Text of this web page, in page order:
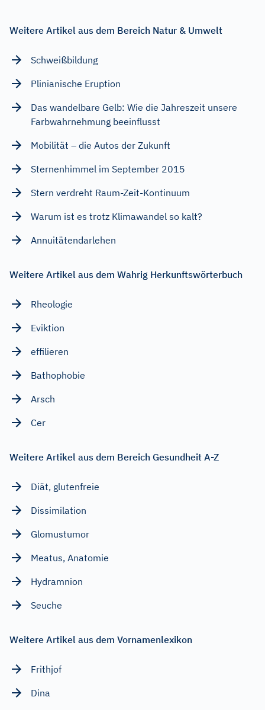
Weitere Artikel aus dem Bereich Natur & Umwelt
Schweißbildung
Plinianische Eruption
Das wandelbare Gelb: Wie die Jahreszeit unsere
Farbwahrnehmung beeinflusst
Mobilität – die Autos der Zukunft
Sternenhimmel im September 2015
Stern verdreht Raum-Zeit-Kontinuum
Warum ist es trotz Klimawandel so kalt?
Annuitätendarlehen
Weitere Artikel aus dem Wahrig Herkunftswörterbuch
Rheologie
Eviktion
effilieren
Bathophobie
Arsch
Cer
Weitere Artikel aus dem Bereich Gesundheit A-Z
Diät, glutenfreie
Dissimilation
Glomustumor
Meatus, Anatomie
Hydramnion
Seuche
Weitere Artikel aus dem Vornamenlexikon
Frithjof
Dina